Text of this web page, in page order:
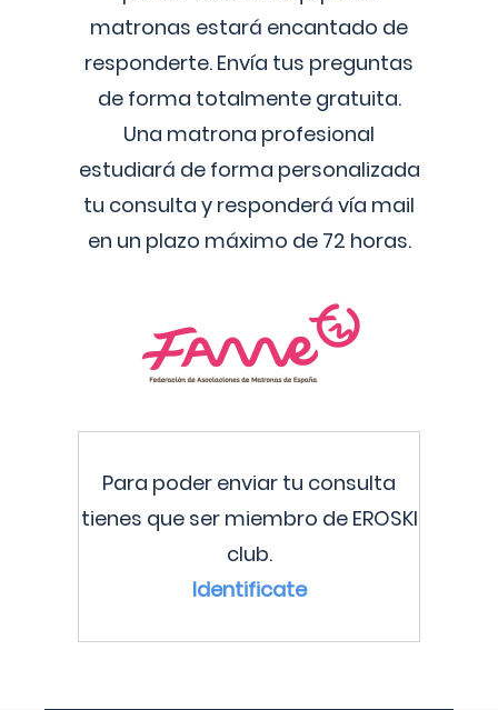
matronas estará encantado de
responderte. Envía tus preguntas
de forma totalmente gratuita.
Una matrona profesional
estudiará de forma personalizada
tu consulta y responderá vía mail
en un plazo máximo de 72 horas.
Para poder enviar tu consulta
tienes que ser miembro de EROSKI
club.
Identificate